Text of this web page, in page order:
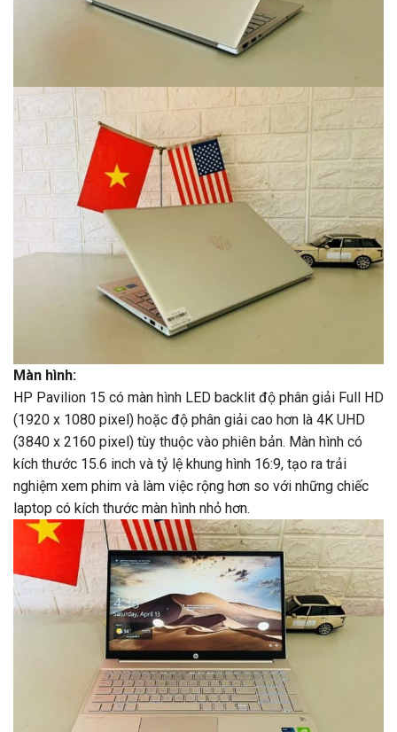
Màn hình:
HP Pavilion 15 có màn hình LED backlit độ phân giải Full HD
(1920 x 1080 pixel) hoặc độ phân giải cao hơn là 4K UHD
(3840 x 2160 pixel) tùy thuộc vào phiên bản. Màn hình có
kích thước 15.6 inch và tỷ lệ khung hình 16:9, tạo ra trải
nghiệm xem phim và làm việc rộng hơn so với những chiếc
laptop có kích thước màn hình nhỏ hơn.